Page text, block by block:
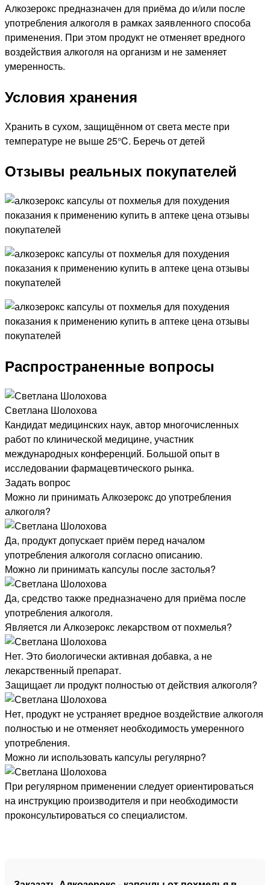
Алкозерокс предназначен для приёма до и/или после
употребления алкоголя в рамках заявленного способа
применения. При этом продукт не отменяет вредного
воздействия алкоголя на организм и не заменяет
умеренность.
Условия хранения
Хранить в сухом, защищённом от света месте при
температуре не выше 25°C. Беречь от детей
Отзывы реальных покупателей
Распространенные вопросы
Светлана Шолохова
Кандидат медицинских наук, автор многочисленных
работ по клинической медицине, участник
международных конференций. Большой опыт в
исследовании фармацевтического рынка.
Задать вопрос
Можно ли принимать Алкозерокс до употребления
алкоголя?
Да, продукт допускает приём перед началом
употребления алкоголя согласно описанию.
Можно ли принимать капсулы после застолья?
Да, средство также предназначено для приёма после
употребления алкоголя.
Является ли Алкозерокс лекарством от похмелья?
Нет. Это биологически активная добавка, а не
лекарственный препарат.
Защищает ли продукт полностью от действия алкоголя?
Нет, продукт не устраняет вредное воздействие алкоголя
полностью и не отменяет необходимость умеренного
употребления.
Можно ли использовать капсулы регулярно?
При регулярном применении следует ориентироваться
на инструкцию производителя и при необходимости
проконсультироваться со специалистом.